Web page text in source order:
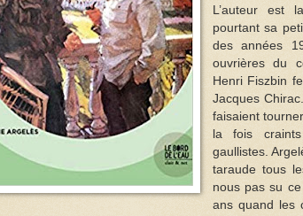
L’auteur est
pourtant sa
des années
ouvrières du
Henri Fiszbin
Jacques
faisaient
la fois
gaullistes.
taraude tous
nous pas su
ans quand les